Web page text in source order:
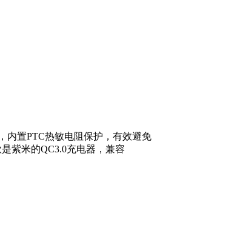
内置PTC热敏电阻保护，有效避免
紫米的QC3.0充电器，兼容